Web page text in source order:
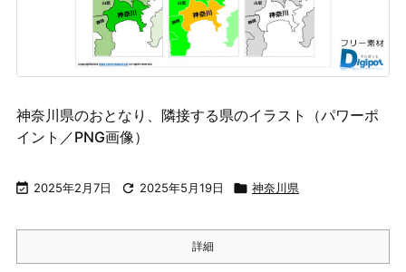
神奈川県のおとなり、隣接する県のイラスト（パワーポ
イント／PNG画像）
 2025年2月7日  2025年5月19日  神奈川県
詳細